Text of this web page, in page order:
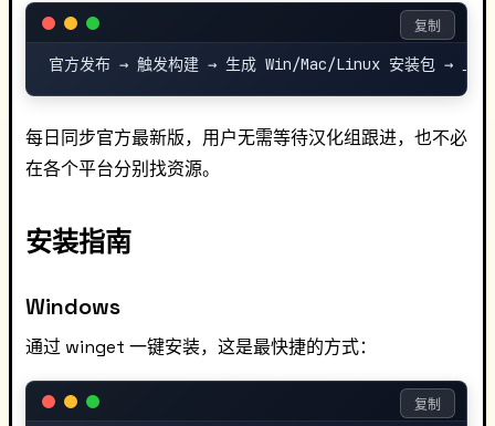
复制
每日同步官方最新版，用户无需等待汉化组跟进，也不必
在各个平台分别找资源。
安装指南
Windows
通过 winget 一键安装，这是最快捷的方式：
复制